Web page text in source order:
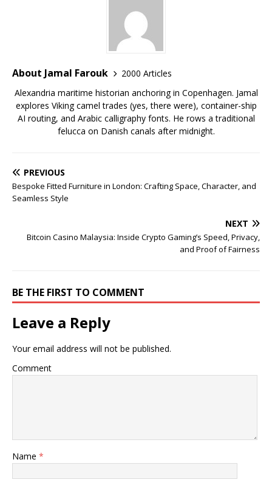
About Jamal Farouk
2000 Articles
Alexandria maritime historian anchoring in Copenhagen. Jamal
explores Viking camel trades (yes, there were), container-ship
AI routing, and Arabic calligraphy fonts. He rows a traditional
felucca on Danish canals after midnight.
PREVIOUS
Bespoke Fitted Furniture in London: Crafting Space, Character, and
Seamless Style
NEXT
Bitcoin Casino Malaysia: Inside Crypto Gaming’s Speed, Privacy,
and Proof of Fairness
BE THE FIRST TO COMMENT
Leave a Reply
Your email address will not be published.
Comment
Name *